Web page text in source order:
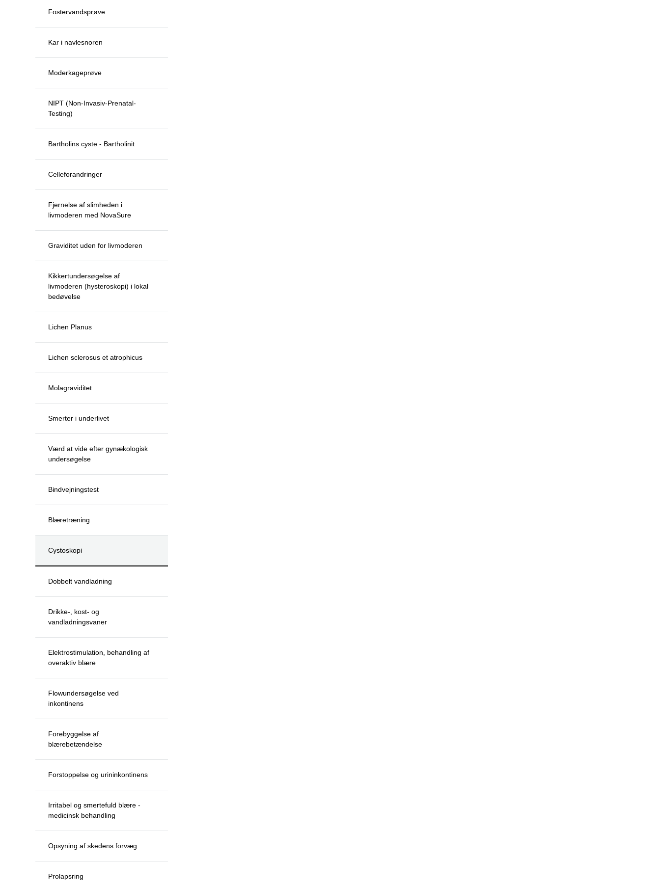
Fostervandsprøve
Kar i navlesnoren
Moderkageprøve
NIPT (Non-Invasiv-Prenatal-
Testing)
Bartholins cyste - Bartholinit
Celleforandringer
Fjernelse af slimheden i
livmoderen med NovaSure
Graviditet uden for livmoderen
Kikkertundersøgelse af
livmoderen (hysteroskopi) i lokal
bedøvelse
Lichen Planus
Lichen sclerosus et atrophicus
Molagraviditet
Smerter i underlivet
Værd at vide efter gynækologisk
undersøgelse
Bindvejningstest
Blæretræning
Cystoskopi
Dobbelt vandladning
Drikke-, kost- og
vandladningsvaner
Elektrostimulation, behandling af
overaktiv blære
Flowundersøgelse ved
inkontinens
Forebyggelse af
blærebetændelse
Forstoppelse og urininkontinens
Irritabel og smertefuld blære -
medicinsk behandling
Opsyning af skedens forvæg
Prolapsring